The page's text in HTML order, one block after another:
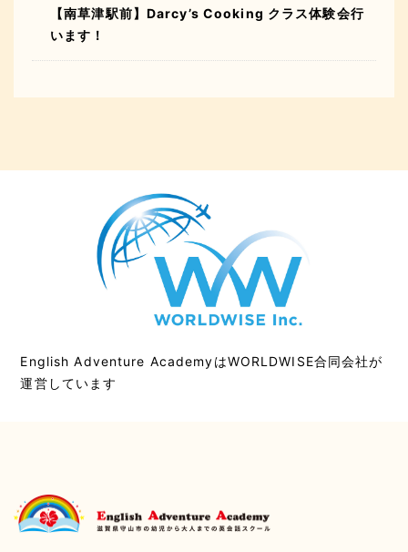
【南草津駅前】Darcy’s Cooking クラス体験会行
います！
English Adventure AcademyはWORLDWISE合同会社が
運営しています